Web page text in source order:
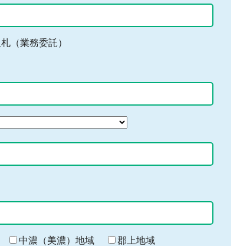
（業務委託）
中濃（美濃）地域
郡上地域